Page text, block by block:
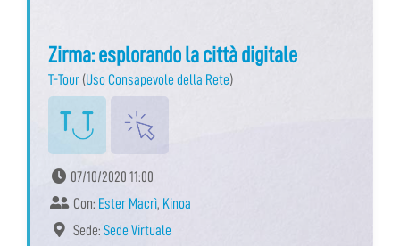
Zirma: esplorando la città digitale
T-Tour (Uso Consapevole della Rete)
07/10/2020 11:00
Con: Ester Macrì, Kinoa
Sede: Sede Virtuale